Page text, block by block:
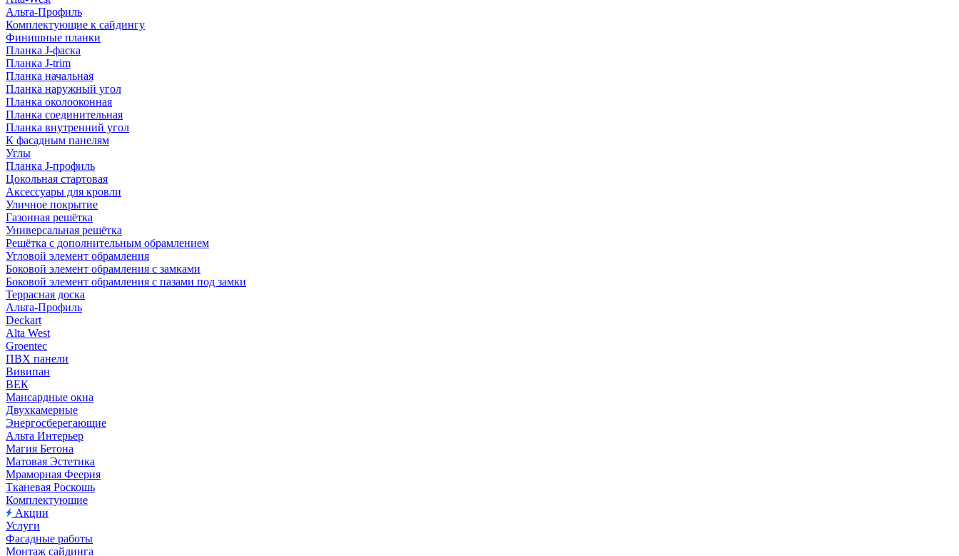
Альта-Профиль
Комплектующие к сайдингу
Финишные планки
Планка J-фаска
Планка J-trim
Планка начальная
Планка наружный угол
Планка околооконная
Планка соединительная
Планка внутренний угол
К фасадным панелям
Углы
Планка J-профиль
Цокольная стартовая
Аксессуары для кровли
Уличное покрытие
Газонная решётка
Универсальная решётка
Решётка с дополнительным обрамлением
Угловой элемент обрамления
Боковой элемент обрамления с замками
Боковой элемент обрамления с пазами под замки
Террасная доска
Альта-Профиль
Deckart
Alta West
Groentec
ПВХ панели
Вивипан
ВЕК
Мансардные окна
Двухкамерные
Энергосберегающие
Альта Интерьер
Магия Бетона
Матовая Эстетика
Мраморная Феерия
Тканевая Роскошь
Комплектующие
Акции
Услуги
Фасадные работы
Монтаж сайдинга